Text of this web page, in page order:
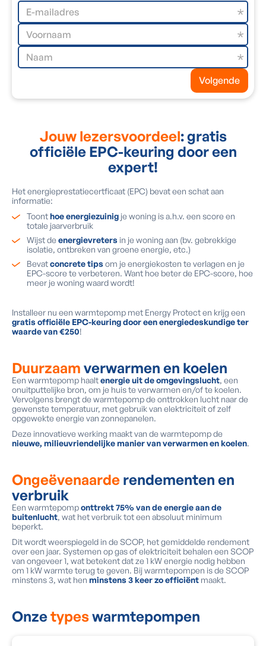
Volgende
Jouw lezersvoordeel: gratis
officiële EPC-keuring door een
expert!
Het energieprestatiecertficaat (EPC) bevat een schat aan
informatie:
Toonthoe energiezuinig je woning is a.h.v. een score en
totale jaarverbruik
Wijst de energievreters in je woning aan (bv. gebrekkige
isolatie, ontbreken van groene energie, etc.)
Bevatconcrete tipsom je energiekosten te verlagen en je
EPC-score te verbeteren. Want hoe beter de EPC-score, hoe
meer je woning waard wordt!
Installeer nu een warmtepomp met Energy Protect en krijg een
gratis officiële EPC-keuring door een energiedeskundige ter
waarde van €250!
Duurzaam verwarmen en koelen
Een warmtepomp haaltenergie uit de omgevingslucht, een
onuitputtelijke bron, om je huis te verwarmen en/of te koelen.
Vervolgens brengt de warmtepomp de onttrokken lucht naar de
gewenste temperatuur, met gebruik van elektriciteit of zelf
opgewekte energie van zonnepanelen.
Deze innovatieve werking maakt van de warmtepomp de
nieuwe, milieuvriendelijke manier van verwarmen en koelen.
Ongeëvenaarde rendementen en
verbruik
Een warmtepomponttrekt 75%van de energie aan de
buitenlucht, wat het verbruik tot een absoluut minimum
beperkt.
Dit wordt weerspiegeld in de SCOP, het gemiddelde rendement
over een jaar. Systemen op gas of elektriciteit behalen een SCOP
van ongeveer 1, wat betekent dat ze 1 kW energie nodig hebben
om 1 kW warmte terug te geven. Bij warmtepompen is de SCOP
minstens 3, wat hen minstens 3 keer zo efficiënt maakt.
Onzetypeswarmtepompen